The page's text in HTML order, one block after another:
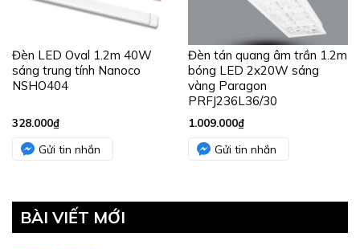
Đèn LED Oval 1.2m 40W
sáng trung tính Nanoco
NSHO404
328.000₫
Gửi tin nhắn
Đèn tán quang âm trần 1.2m
bóng LED 2x20W sáng
vàng Paragon
PRFJ236L36/30
1.009.000₫
Gửi tin nhắn
BÀI VIẾT MỚI